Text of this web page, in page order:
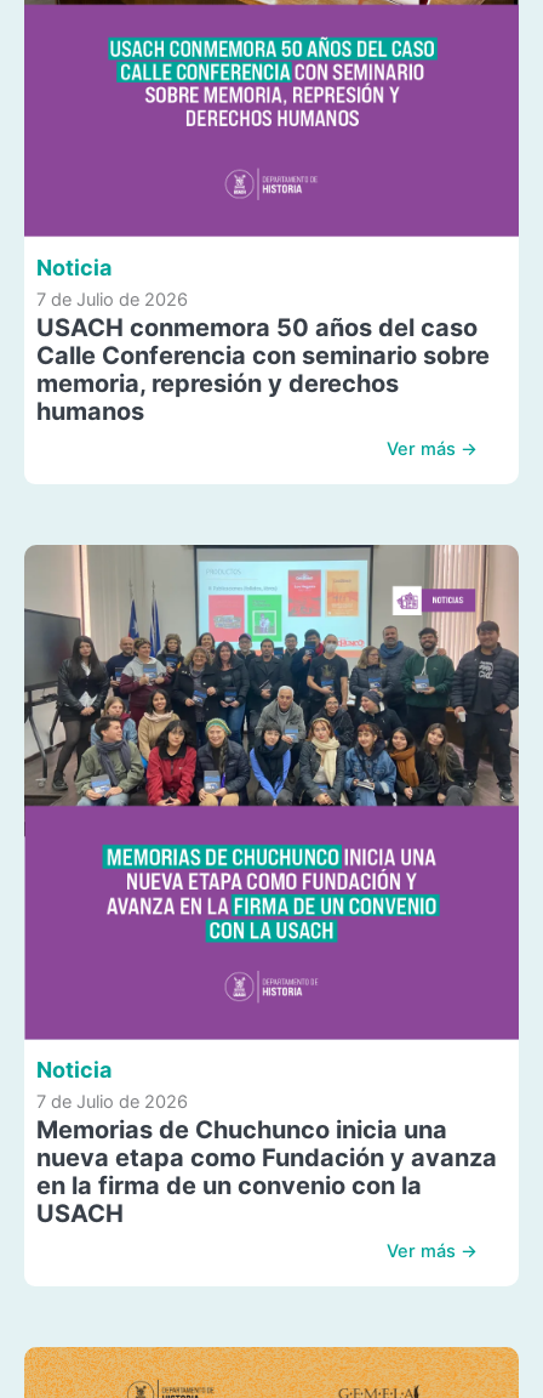
Noticia
7 de Julio de 2026
USACH conmemora 50 años del caso
Calle Conferencia con seminario sobre
memoria, represión y derechos
humanos
Ver más →
Noticia
7 de Julio de 2026
Memorias de Chuchunco inicia una
nueva etapa como Fundación y avanza
en la firma de un convenio con la
USACH
Ver más →